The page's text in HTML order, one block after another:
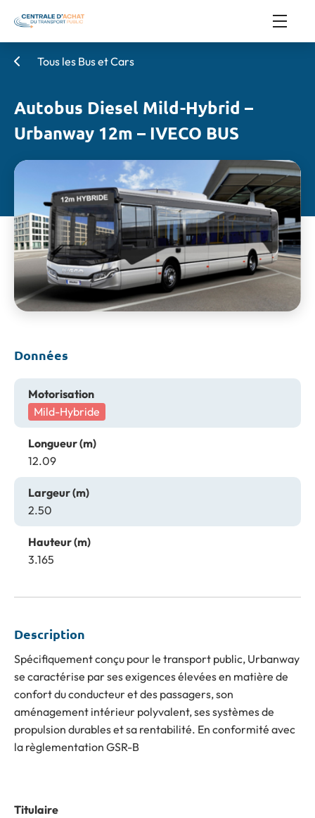
Tous les Bus et Cars
Autobus Diesel Mild-Hybrid –
Urbanway 12m – IVECO BUS
Données
Motorisation
Mild-Hybride
Longueur (m)
12.09
Largeur (m)
2.50
Hauteur (m)
3.165
Description
Spécifiquement conçu pour le transport public, Urbanway
se caractérise par ses exigences élevées en matière de
confort du conducteur et des passagers, son
aménagement intérieur polyvalent, ses systèmes de
propulsion durables et sa rentabilité. En conformité avec
la règlementation GSR-B
Titulaire